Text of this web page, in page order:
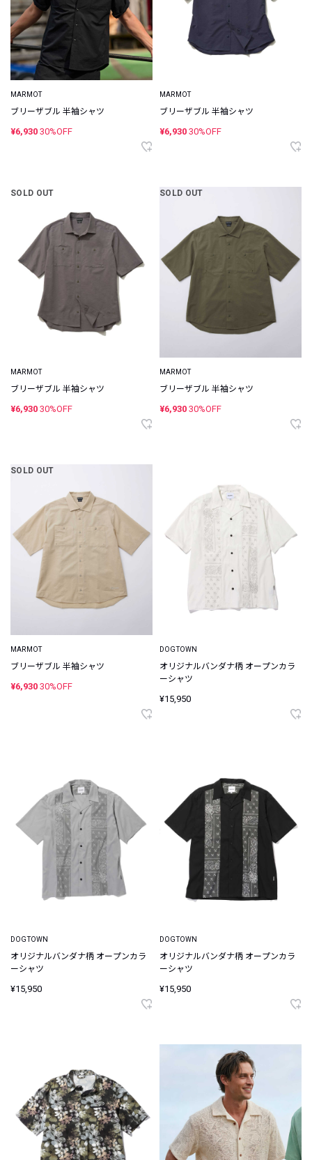
MARMOT
ブリーザブル 半袖シャツ
¥6,930 30%OFF
MARMOT
ブリーザブル 半袖シャツ
¥6,930 30%OFF
SOLD OUT
MARMOT
ブリーザブル 半袖シャツ
¥6,930 30%OFF
SOLD OUT
MARMOT
ブリーザブル 半袖シャツ
¥6,930 30%OFF
SOLD OUT
MARMOT
ブリーザブル 半袖シャツ
¥6,930 30%OFF
DOGTOWN
オリジナルバンダナ柄 オープンカラ
ーシャツ
¥15,950
DOGTOWN
オリジナルバンダナ柄 オープンカラ
ーシャツ
¥15,950
DOGTOWN
オリジナルバンダナ柄 オープンカラ
ーシャツ
¥15,950